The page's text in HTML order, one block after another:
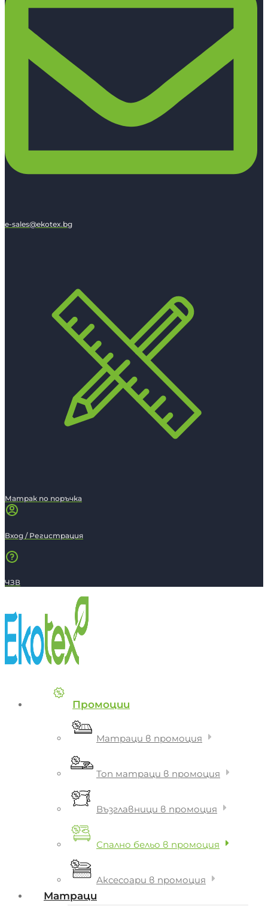
e-sales@ekotex.bg
Матрак по поръчка
Вход / Регистрация
ЧЗВ
Промоции
Матраци в промоция
Топ матраци в промоция
Възглавници в промоция
Спално бельо в промоция
Аксесоари в промоция
Матраци